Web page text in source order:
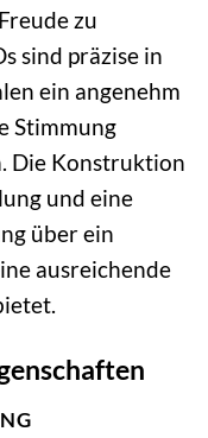
zu
sind präzise in
ein angenehm
Stimmung
Die Konstruktion
und eine
über ein
ausreichende